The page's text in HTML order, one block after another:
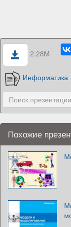
2.28M
Информатика
Похожие